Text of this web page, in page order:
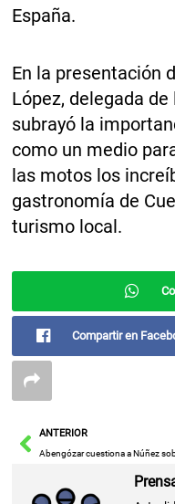
España.
En la presentación
López, delegada
subrayó la
como un medio
las motos los
gastronomía de
turismo local.
Compartir en
AntANTERIOR